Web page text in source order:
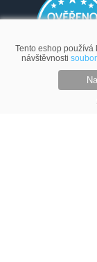
Tento eshop používá
návštěvnosti
Bonus pro